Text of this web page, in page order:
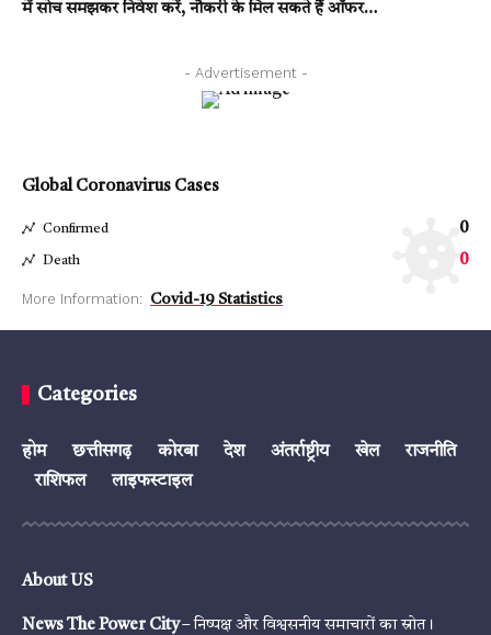
में सोच समझकर निवेश करें, नौकरी के मिल सकते हैं ऑफर…
- Advertisement -
Global Coronavirus Cases
Confirmed 0
Death 0
More Information: Covid-19 Statistics
Categories
होम छत्तीसगढ़ कोरबा देश अंतर्राष्ट्रीय खेल
राजनीति
राशिफल
लाइफस्टाइल
About US
News The Power City– निष्पक्ष और विश्वसनीय समाचारों का स्रोत।